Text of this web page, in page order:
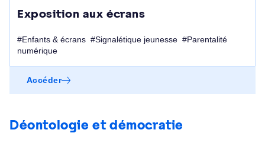
Exposition aux écrans
#Enfants & écrans #Signalétique jeunesse #Parentalité
numérique
Accéder
Déontologie et démocratie